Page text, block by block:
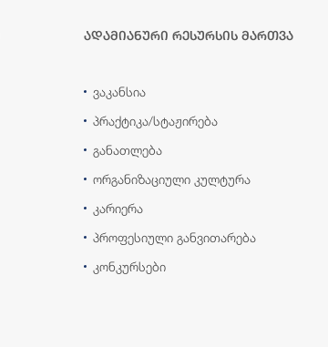
ადამიანური რესურსის მართვა
ვაკანსია
პრაქტიკა/სტაჟირება
განათლება
ორგანიზაციული კულტურა
კარიერა
პროფესიული განვითარება
კონკურსები